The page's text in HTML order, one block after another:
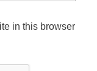
in this browser